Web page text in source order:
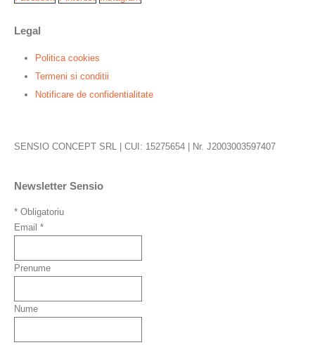
Legal
Politica cookies
Termeni si conditii
Notificare de confidentialitate
SENSIO CONCEPT SRL | CUI: 15275654 | Nr. J2003003597407
Newsletter Sensio
* Obligatoriu
Email *
Prenume
Nume